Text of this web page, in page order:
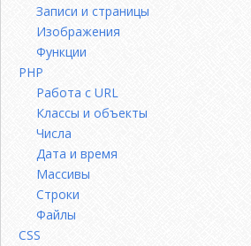
Записи и страницы
Изображения
Функции
PHP
Работа с URL
Классы и объекты
Числа
Дата и время
Массивы
Строки
Файлы
CSS